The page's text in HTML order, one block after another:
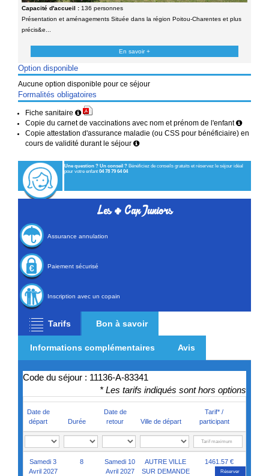
Capacité d'accueil : 136 personnes
Présentation et aménagements Située dans la région Poitou-Charentes et plus
précis&e...
En savoir +
Option disponible
Aucune option disponible pour ce séjour
Formalités obligatoires
Fiche sanitaire
Copie du carnet de vaccinations avec nom et prénom de l'enfant
Copie attestation d'assurance maladie (ou CSS pour bénéficiaire) en
cours de validité durant le séjour
Une question ? Un conseil ? Bénéficiez de conseils gratuits et réservez le séjour idéal
pour votre enfant 04 78 79 64 04
Les+Cap Juniors
Assurance annulation
Paiement sécurisé
Inscription avec un copain
Tarifs Bon à savoir
Informations complémentaires Avis
Code du séjour : 11136-A-83341
* Les tarifs indiqués sont hors options
Date de
départ
Durée
Date de
retour
Ville de départ
Tarif* /
participant
Samedi 3
Avril 2027
8
Samedi 10
Avril 2027
AUTRE VILLE
SUR DEMANDE
1461.57 €
Réserver